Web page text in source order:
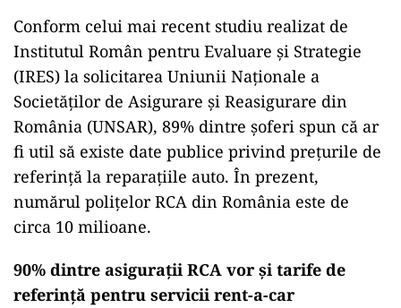
Conform celui mai recent studiu realizat de
Institutul Român pentru Evaluare și Strategie
(IRES) la solicitarea Uniunii Naționale a
Societăților de Asigurare și Reasigurare din
România (UNSAR), 89% dintre șoferi spun că ar
fi util să existe date publice privind prețurile de
referință la reparațiile auto. În prezent,
numărul polițelor RCA din România este de
circa 10 milioane.
90% dintre asigurații RCA vor și tarife de
referință pentru servicii rent-a-car